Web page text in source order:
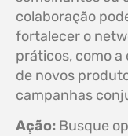
colaboração
fortalecer o
práticos, como a
de novos
campanhas
Ação: Busque